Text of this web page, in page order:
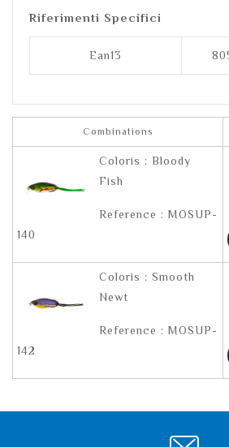
Riferimenti Specifici
Ean13
Combinations
Coloris : Bloody
Fish
Reference : MOSUP-
140
Coloris : Smooth
Newt
Reference : MOSUP-
142